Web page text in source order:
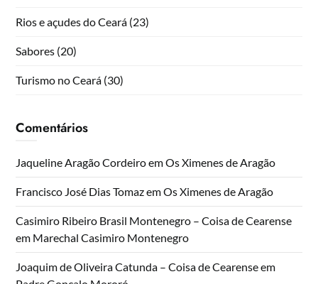
Rios e açudes do Ceará (23)
Sabores (20)
Turismo no Ceará (30)
Comentários
Jaqueline Aragão CordeiroemOs Ximenes de Aragão
Francisco José Dias TomazemOs Ximenes de Aragão
Casimiro Ribeiro Brasil Montenegro – Coisa de Cearense
em Marechal Casimiro Montenegro
Joaquim de Oliveira Catunda – Coisa de Cearenseem